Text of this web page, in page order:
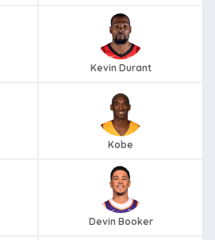
Kevin Durant
Kobe
Devin Booker